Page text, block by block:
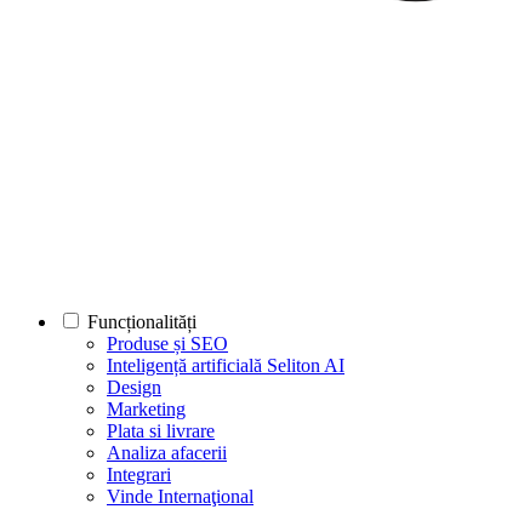
Funcționalități
Produse și SEO
Inteligență artificială Seliton AI
Design
Marketing
Plata si livrare
Analiza afacerii
Integrari
Vinde Internaţional